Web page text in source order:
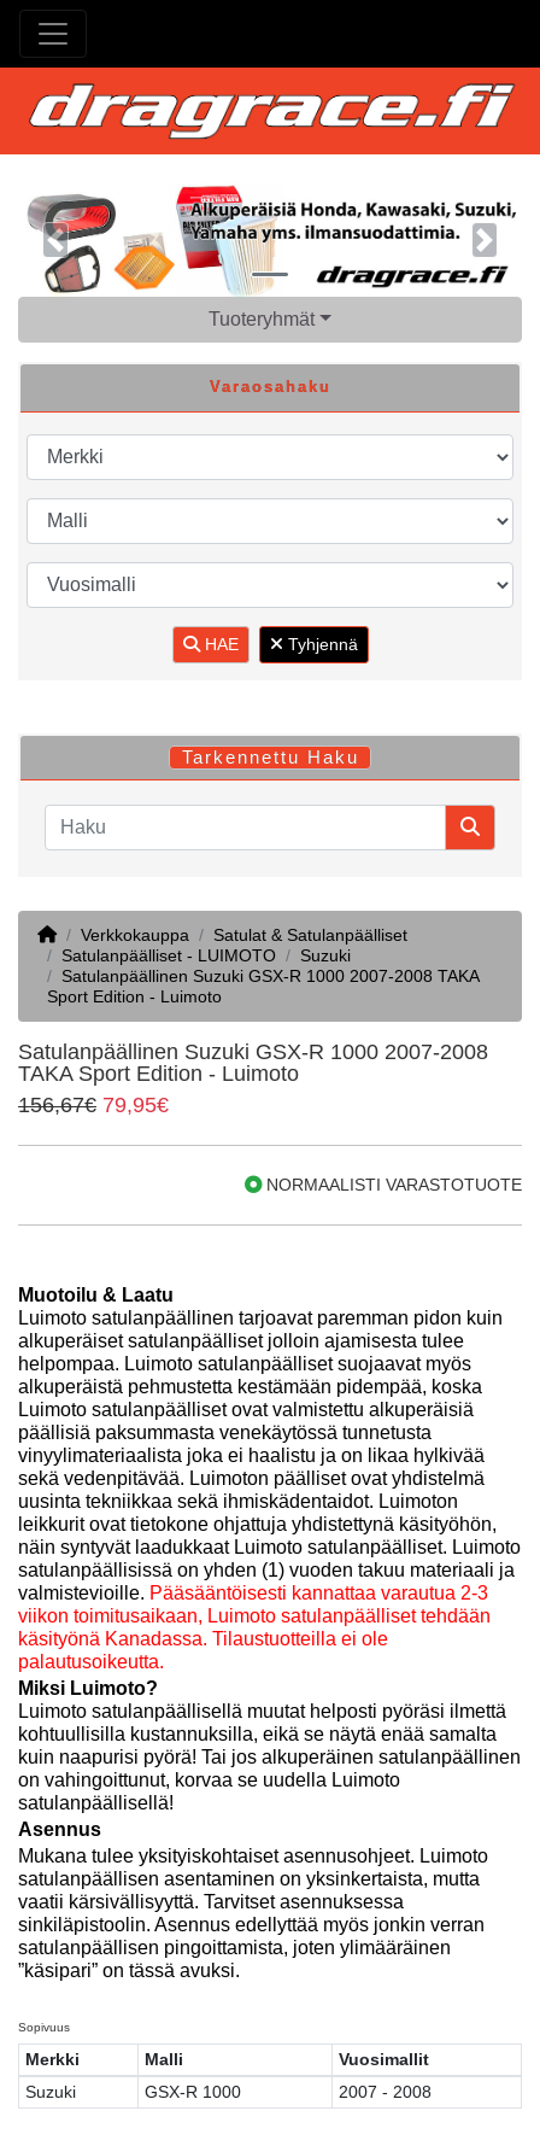
Previous Next
Tuoteryhmät
Varaosahaku
HAE Tyhjennä
Tarkennettu Haku
HomeVerkkokauppa
Satulat & Satulanpäälliset
Satulanpäälliset - LUIMOTO
Suzuki
Satulanpäällinen Suzuki GSX-R 1000 2007-2008 TAKA
Sport Edition - Luimoto
Satulanpäällinen Suzuki GSX-R 1000 2007-2008
TAKA Sport Edition - Luimoto
156,67€ 79,95€
NORMAALISTI VARASTOTUOTE
Muotoilu & Laatu
Luimoto satulanpäällinen tarjoavat paremman pidon kuin
alkuperäiset satulanpäälliset jolloin ajamisesta tulee
helpompaa. Luimoto satulanpäälliset suojaavat myös
alkuperäistä pehmustetta kestämään pidempää, koska
Luimoto satulanpäälliset ovat valmistettu alkuperäisiä
päällisiä paksummasta venekäytössä tunnetusta
vinyylimateriaalista joka ei haalistu ja on likaa hylkivää
sekä vedenpitävää. Luimoton päälliset ovat yhdistelmä
uusinta tekniikkaa sekä ihmiskädentaidot. Luimoton
leikkurit ovat tietokone ohjattuja yhdistettynä käsityöhön,
näin syntyvät laadukkaat Luimoto satulanpäälliset. Luimoto
satulanpäällisissä on yhden (1) vuoden takuu materiaali ja
valmistevioille. Pääsääntöisesti kannattaa varautua 2-3
viikon toimitusaikaan, Luimoto satulanpäälliset tehdään
käsityönä Kanadassa. Tilaustuotteilla ei ole
palautusoikeutta.
Miksi Luimoto?
Luimoto satulanpäällisellä muutat helposti pyöräsi ilmettä
kohtuullisilla kustannuksilla, eikä se näytä enää samalta
kuin naapurisi pyörä! Tai jos alkuperäinen satulanpäällinen
on vahingoittunut, korvaa se uudella Luimoto
satulanpäällisellä!
Asennus
Mukana tulee yksityiskohtaiset asennusohjeet. Luimoto
satulanpäällisen asentaminen on yksinkertaista, mutta
vaatii kärsivällisyyttä. Tarvitset asennuksessa
sinkiläpistoolin. Asennus edellyttää myös jonkin verran
satulanpäällisen pingoittamista, joten ylimääräinen
”käsipari” on tässä avuksi.
Sopivuus
Merkki Malli
Vuosimallit
Suzuki
GSX-R 1000 2007 - 2008